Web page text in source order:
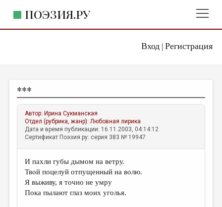
Вход| Регистрация
ПОЭЗИЯ.РУ
ЖАНРЫ
АВТОРЫ
КОММЕНТАРИИ
ЛИТСАЛОН
НОВОСТИ
ПРАВИЛА САЙТА
***
Автор: Ирина Сукманская
Отдел (рубрика, жанр):Любовная лирика
Дата и время публикации: 16.11.2003, 04:14:12
Сертификат Поэзия.ру: серия 383 № 19947
И пахли губы дымом на ветру.
Твой поцелуй отпущенный на волю.
Я выживу, я точно не умру
Пока пылают глаз моих уголья.